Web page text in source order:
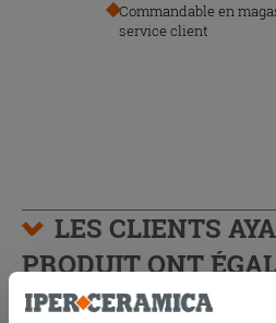
Commandable en
service client
LES CLIENTS
PRODUIT ONT
ACHETÉ